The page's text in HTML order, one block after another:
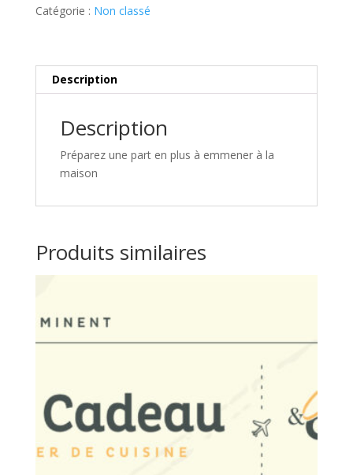
PARFUMS
supplémentaire
Catégorie : Non classé
Description
Description
Préparez une part en plus à emmener à la
maison
Produits similaires